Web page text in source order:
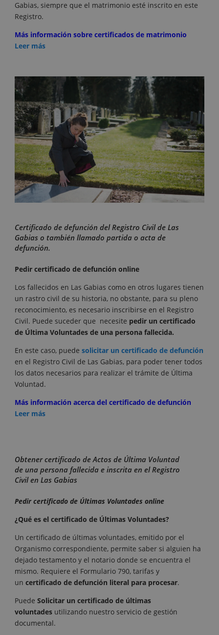
Gabias, siempre que el matrimonio esté inscrito en este
Registro.
Más información sobre certificados de matrimonio
Leer más
Certificado de defunción del Registro Civil de Las
Gabias o también llamado partida o acta de
defunción.
Pedir certificado de defunción online
Los fallecidos en Las Gabias como en otros lugares tienen
un rastro civil de su historia, no obstante, para su pleno
reconocimiento, es necesario inscribirse en el Registro
Civil. Puede suceder que necesite pedir un certificado
de Última Voluntades de una persona fallecida.
En este caso, puede solicitar un certificado de defunción
en el Registro Civil de Las Gabias, para poder tener todos
los datos necesarios para realizar el trámite de Última
Voluntad.
Más información acerca del certificado de defunción
Leer más
Obtener certificado de Actos de Última Voluntad
de una persona fallecida e inscrita en el Registro
Civil en Las Gabias
Pedir certificado de Últimas Voluntades online
¿Qué es el certificado de Últimas Voluntades?
Un certificado de últimas voluntades, emitido por el
Organismo correspondiente, permite saber si alguien ha
dejado testamento y el notario donde se encuentra el
mismo. Requiere el Formulario 790, tarifas y
un certificado de defunción literal para procesar.
Puede Solicitar un certificado de últimas
voluntades utilizando nuestro servicio de gestión
documental.